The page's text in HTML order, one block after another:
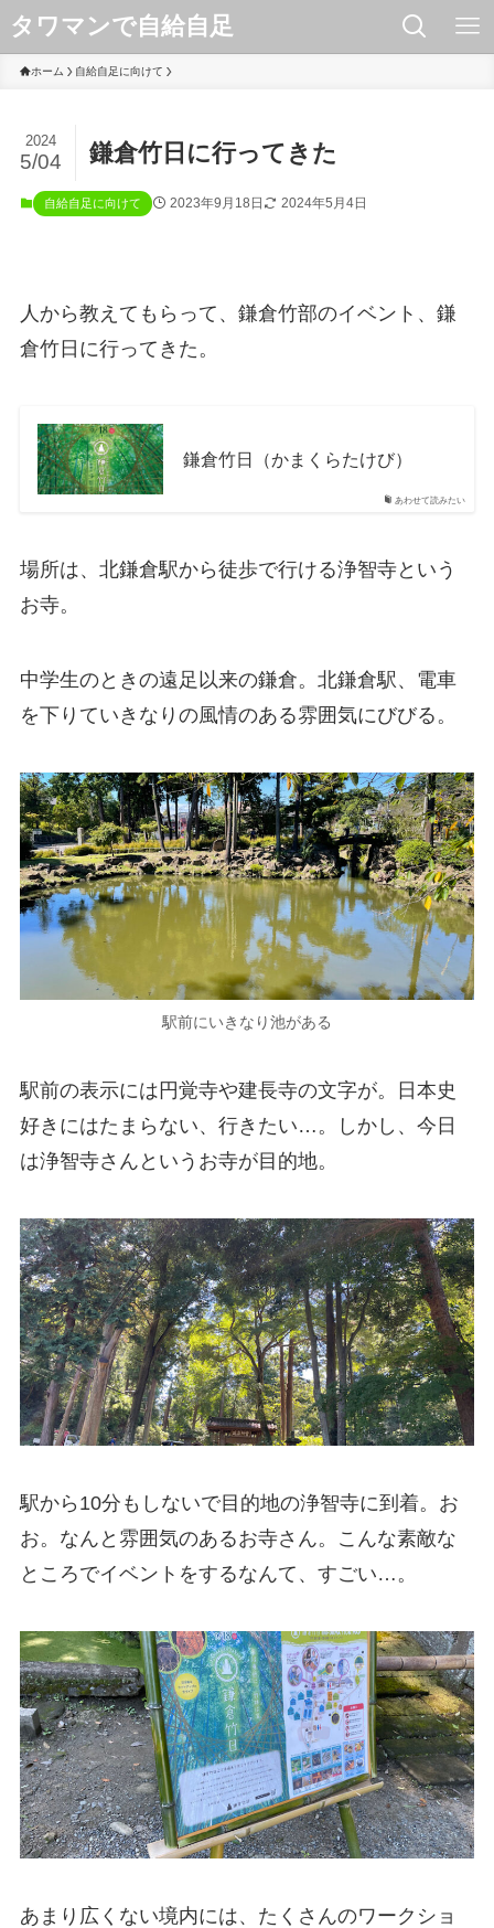
タワマンで自給自足
ホーム 自給自足に向けて
鎌倉竹日に行ってきた
2024
5/04
自給自足に向けて 2023年9月18日 2024年5月4日
人から教えてもらって、鎌倉竹部のイベント、鎌
倉竹日に行ってきた。
あわせて読みたい
鎌倉竹日（かまくらたけび）
場所は、北鎌倉駅から徒歩で行ける浄智寺という
お寺。
中学生のときの遠足以来の鎌倉。北鎌倉駅、電車
を下りていきなりの風情のある雰囲気にびびる。
駅前にいきなり池がある
駅前の表示には円覚寺や建長寺の文字が。日本史
好きにはたまらない、行きたい…。しかし、今日
は浄智寺さんというお寺が目的地。
駅から10分もしないで目的地の浄智寺に到着。お
お。なんと雰囲気のあるお寺さん。こんな素敵な
ところでイベントをするなんて、すごい…。
あまり広くない境内には、たくさんのワークショ